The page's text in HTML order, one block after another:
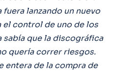
fuera lanzando un nuevo
el control de uno de los
sabía que la discográfica
quería correr riesgos.
entera de la compra de